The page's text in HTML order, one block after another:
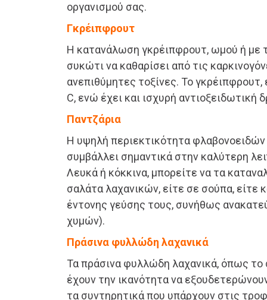
οργανισμού σας.
Γκρέιπφρουτ
Η κατανάλωση γκρέιπφρουτ, ωμού ή με
συκώτι να καθαρίσει από τις
ανεπιθύμητες τοξίνες. Το γκρέιπφρουτ,
C, ενώ έχει και ισχυρή αντιοξειδωτική
Παντζάρια
Η υψηλή περιεκτικότητα φλαβονοειδών
συμβάλλει σημαντικά στην καλύτερη
Λευκά ή κόκκινα, μπορείτε να τα
σαλάτα λαχανικών, είτε σε σούπα, είτε
έντονης γεύσης τους, συνήθως
χυμών).
Πράσινα φυλλώδη λαχανικά
Τα πράσινα φυλλώδη λαχανικά, όπως το
έχουν την ικανότητα να
τα συντηρητικά που υπάρχουν στις